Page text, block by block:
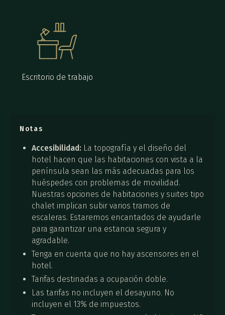
Escritorio de trabajo
Notas
Accesibilidad: La topografía y el diseño del
hotel hacen que las habitaciones con vista a la
península sean las más adecuadas para los
huéspedes con problemas de movilidad.
Nuestras opciones de habitaciones y suites tipo
chalet implican subir varios tramos de
escaleras. Estaremos encantados de ayudarle
para garantizar una estancia segura y
agradable.
Tenga en cuenta que no hay ascensores en el
hotel.
Tarifas destinadas a ocupación doble.
Las tarifas no incluyen el desayuno. No
incluyen el 13% de impuestos.